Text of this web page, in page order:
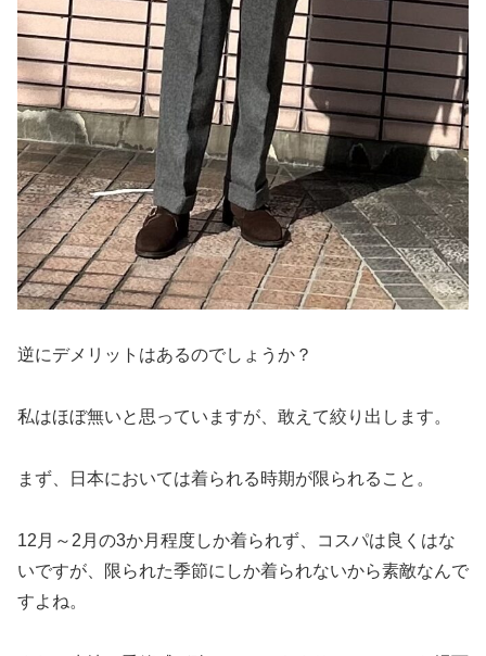
逆にデメリットはあるのでしょうか？
私はほぼ無いと思っていますが、敢えて絞り出します。
まず、日本においては着られる時期が限られること。
12月～2月の3か月程度しか着られず、コスパは良くはな
いですが、限られた季節にしか着られないから素敵なんで
すよね。